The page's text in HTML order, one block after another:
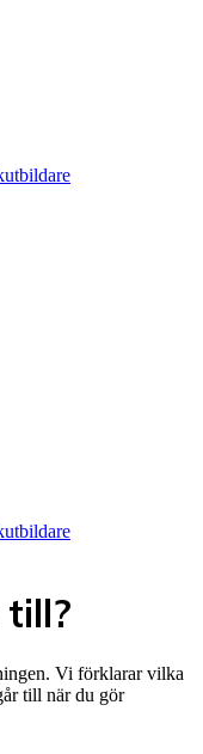
Vi förklarar vilka
till när du gör